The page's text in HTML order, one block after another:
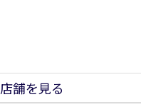
店舗を見る